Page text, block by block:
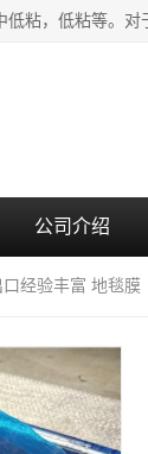
公司介绍
经验丰富 地毯膜